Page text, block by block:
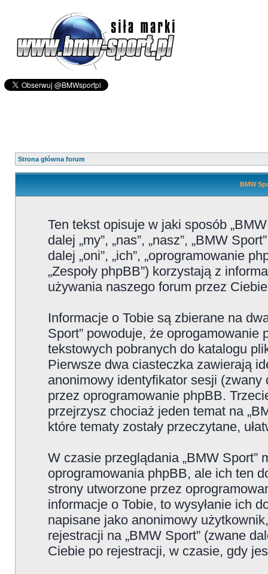
Strona główna forum
BMW
Ten tekst opisuje w jaki sposób
dalej „my”, „nas”, „nasz”, „BMW
dalej „oni”, „ich”, „oprogramowanie
„Zespoły phpBB”) korzystają z
używania naszego forum przez
Informacje o Tobie są zbierane na
Sport” powoduje, że oprogamowanie
tekstowych pobranych do katalogu
Pierwsze dwa ciasteczka zawierają
anonimowy identyfikator sesji (zwany
przez oprogramowanie phpBB.
przejrzysz chociaż jeden temat na
które tematy zostały przeczytane,
W czasie przeglądania „BMW
oprogramowania phpBB, ale ich ten
strony utworzone przez
informacje o Tobie, to wysyłanie ich
napisane jako anonimowy
rejestracji na „BMW Sport” (zwane
Ciebie po rejestracji, w czasie, gdy